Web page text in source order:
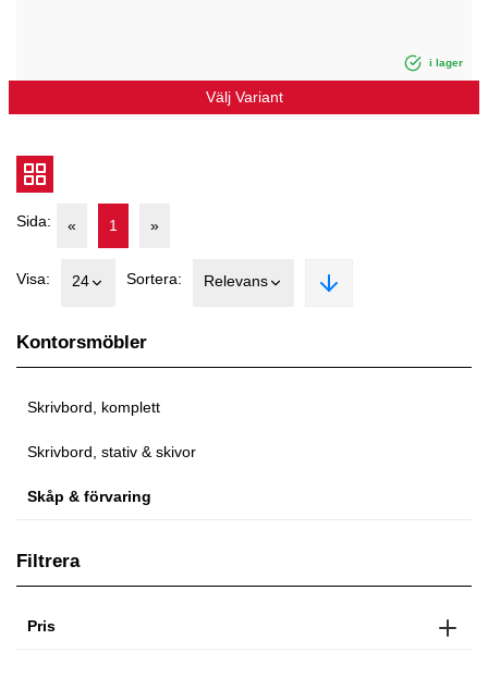
Kontorsmöbler
Skrivbord, komplett
Skrivbord, stativ & skivor
Skåp & förvaring
Filtrera
Pris
i lager
Välj Variant
Sida: « 1 »
Visa: 24 Sortera: Relevans